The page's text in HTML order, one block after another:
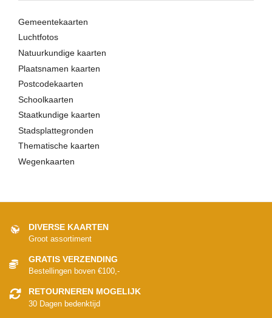
Gemeentekaarten
Luchtfotos
Natuurkundige kaarten
Plaatsnamen kaarten
Postcodekaarten
Schoolkaarten
Staatkundige kaarten
Stadsplattegronden
Thematische kaarten
Wegenkaarten
DIVERSE KAARTEN
Groot assortiment
GRATIS VERZENDING
Bestellingen boven €100,-
RETOURNEREN MOGELIJK
30 Dagen bedenktijd